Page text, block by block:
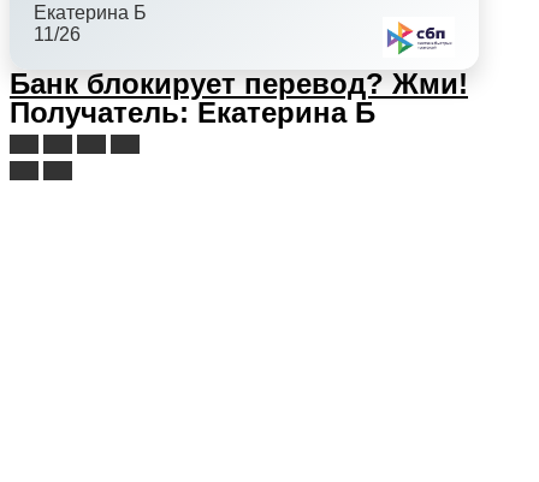
Екатерина Б
11/26
Банк блокирует перевод? Жми!
Получатель: Екатерина Б